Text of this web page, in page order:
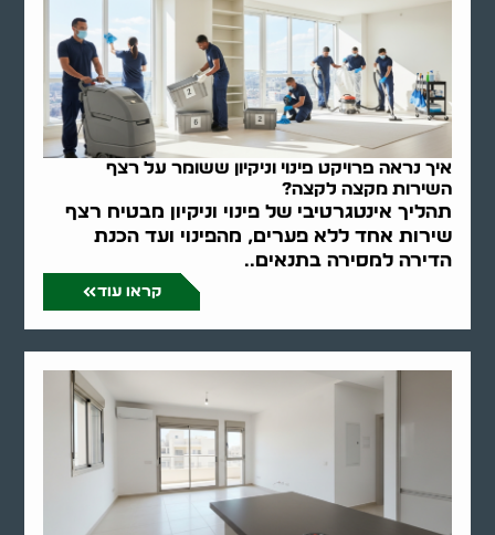
איך נראה פרויקט פינוי וניקיון ששומר על רצף
השירות מקצה לקצה?
תהליך אינטגרטיבי של פינוי וניקיון מבטיח רצף
שירות אחד ללא פערים, מהפינוי ועד הכנת
הדירה למסירה בתנאים..
קראו עוד